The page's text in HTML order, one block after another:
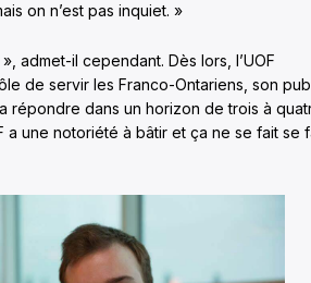
on n’est pas inquiet. »
admet-il cependant. Dès lors, l’UOF
de servir les Franco-Ontariens, son
répondre dans un horizon de trois à
a une notoriété à bâtir et ça ne se fait se